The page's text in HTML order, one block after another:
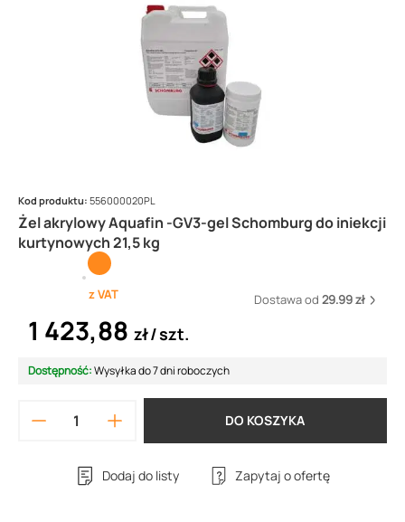
Żel akrylowy Aquafin -GV3-gel Schomburg do iniekcji
kurtynowych 21,5 kg
Kod produktu: 556000020PL
z VAT Dostawa od 29.99 zł
1 423,88 zł szt.
Dostępność:Wysyłka do 7 dni roboczych
DO KOSZYKA
Dodaj do listy Zapytaj o ofertę